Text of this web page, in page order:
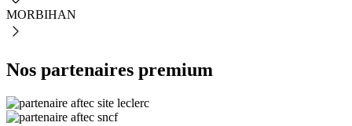
MORBIHAN
Nos partenaires premium